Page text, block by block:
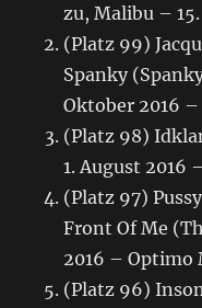
zu, Malibu –
(Platz 99)
Spanky
Oktober 2016
(Platz 98)
1. August 2016
(Platz 97)
Front Of Me
2016 – Optimo
(Platz 96)